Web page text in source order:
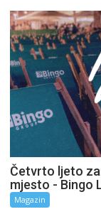
Četvrto ljeto
mjesto - Bingo
Magazin